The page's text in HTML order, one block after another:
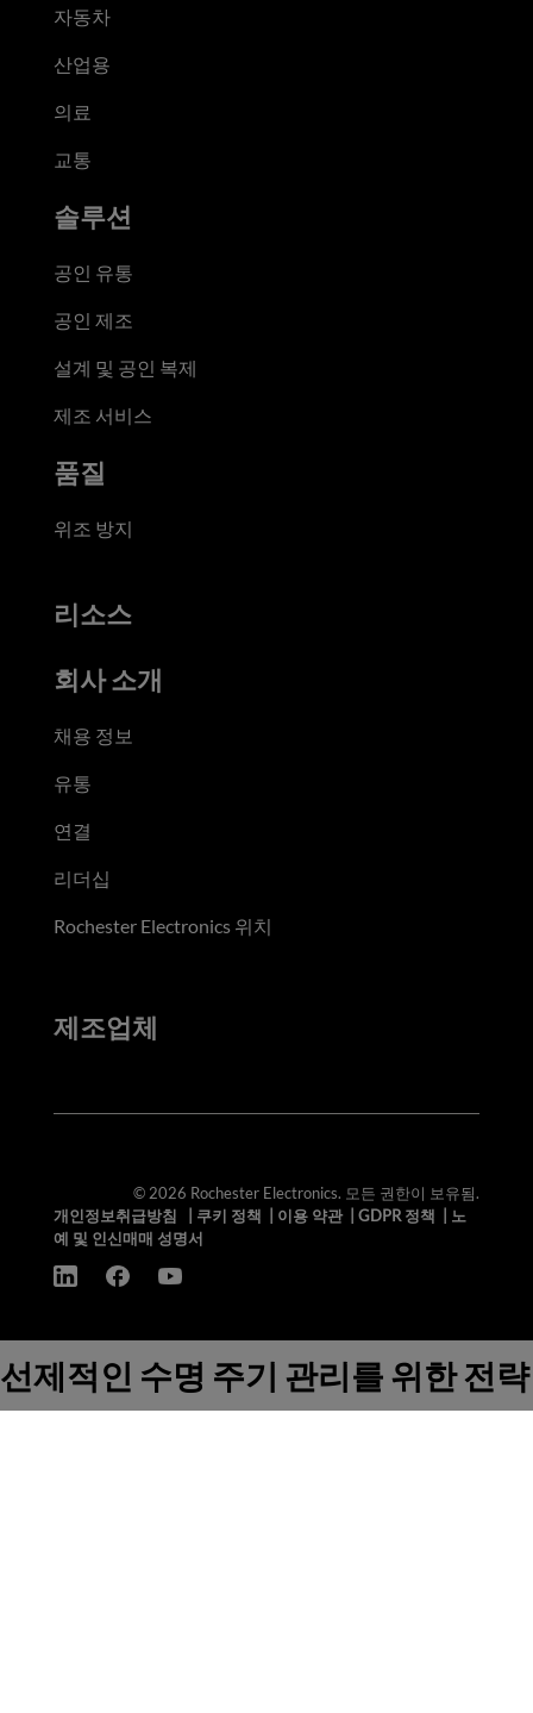
자동차
산업용
의료
교통
솔루션
공인 유통
공인 제조
설계 및 공인 복제
제조 서비스
품질
위조 방지
리소스
회사 소개
채용 정보
유통
연결
리더십
Rochester Electronics 위치
제조업체
© 2026 Rochester Electronics. 모든 권한이 보유됨.
개인정보취급방침
쿠키 정책 이용 약관| GDPR 정책
노
예 및 인신매매 성명서
선제적인 수명 주기 관리를 위한 전략